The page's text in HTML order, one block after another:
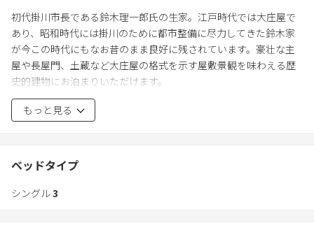
初代掛川市長である鈴木理一郎氏の生家。江戸時代では大庄屋で
あり、昭和時代には掛川のために都市整備に尽力してきた鈴木家
が今この時代にもなお昔のまま良好に残されています。豪壮な主
屋や長屋門、土蔵など大庄屋の格式を示す屋敷景観を味わえる歴
史的建物にお泊まりいただけます。
世のため、人のために尽くしてきたその想いやいま豊かに暮らせ
る有り難さを感じながら、恩を返したい大切な誰かと一緒にゆっ
もっと見る
ベッドタイプ
シングル3